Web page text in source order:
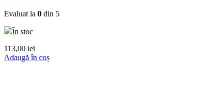
Evaluat la 0 din 5
În stoc
113,00 lei
Adaugă în coș